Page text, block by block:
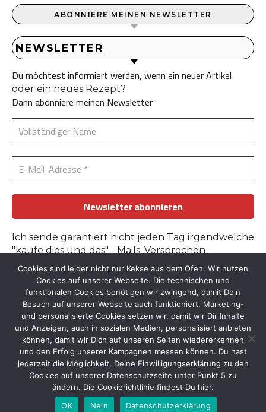
ABONNIERE MEINEN NEWSLETTER
NEWSLETTER
Du möchtest informiert werden, wenn ein neuer Artikel
oder ein neues Rezept?
Dann abonniere meinen Newsletter
Ich sende garantiert nicht jeden Tag irgendwelche
"kaufe dies und das" - Mails. Versprochen
Erfahre mehr in der Datenschutzerklärung.
Kontakt :: Bildnachweise ::Datenschutz
Impressum
© 2026 by Tante-Iris.de
Graceful Theme byOptima Themes
Cookies sind leider nicht nur Kekse aus dem Ofen. Wir nutzen
Cookies auf unserer Webseite. Die technischen und
funktionalen Cookies benötigen wir zwingend, damit Dein
Besuch auf unserer Webseite auch funktioniert. Marketing-
und personalisierte Cookies setzen wir, damit wir Dir Inhalte
und Anzeigen, auch in sozialen Medien, personalisiert anbieten
können, damit wir Dich auf unseren Seiten wiedererkennen
und den Erfolg unserer Kampagnen messen können. Du hast
jederzeit die Möglichkeit, Deine Einwilligungserklärung zu den
Cookies auf unserer Datenschutzseite unter Punkt 5 zu
ändern. Die Cookierichtlinie findest Du hier.
OK
Nein Datenschutzerklärung